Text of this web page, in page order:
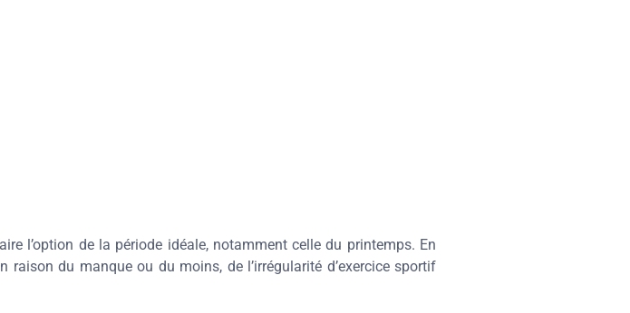
l’option de la période idéale, notamment celle du printemps. En
du manque ou du moins, de l’irrégularité d’exercice sportif